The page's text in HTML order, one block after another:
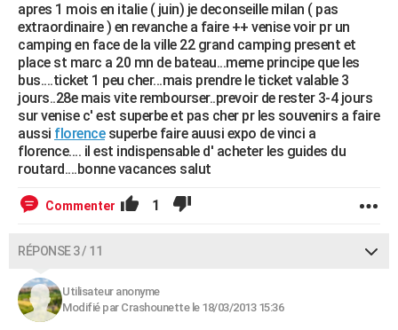
apres 1 mois en italie ( juin) je deconseille milan ( pas
extraordinaire ) en revanche a faire ++ venise voir pr un
camping en face de la ville 22 grand camping present et
place st marc a 20 mn de bateau...meme principe que les
bus....ticket 1 peu cher...mais prendre le ticket valable 3
jours..28e mais vite rembourser..prevoir de rester 3-4 jours
sur venise c' est superbe et pas cher pr les souvenirs a faire
aussi florencesuperbe faire auusi expo de vinci a
florence.... il est indispensable d' acheter les guides du
routard....bonne vacances salut
Commenter 1
RÉPONSE 3 / 11
Utilisateur anonyme
Modifié par Crashounette le 18/03/2013 15:36